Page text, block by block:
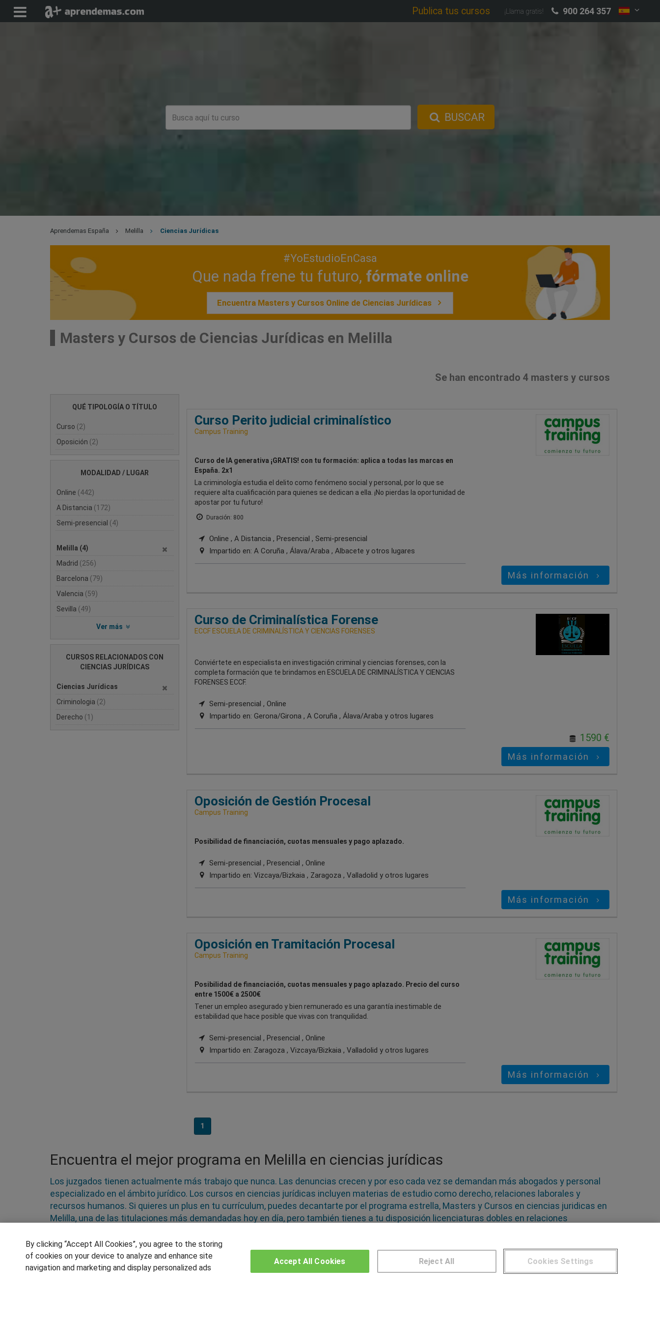
Publica tus cursos ¡Llama gratis! 900 264 357
BUSCAR
Aprendemas España Melilla Ciencias Jurídicas
#YoEstudioEnCasa
Que nada frene tu futuro, fórmate online
Encuentra Masters y Cursos Online de Ciencias Jurídicas
Masters y Cursos de Ciencias Jurídicas en Melilla
Se han encontrado 4 masters y cursos
QUÉ TIPOLOGÍA O TÍTULO
Curso (2)
Oposición (2)
MODALIDAD / LUGAR
Online (442)
A Distancia (172)
Semi-presencial (4)
Melilla (4)
Madrid (256)
Barcelona (79)
Valencia (59)
Sevilla (49)
Ver más
CURSOS RELACIONADOS CON
CIENCIAS JURÍDICAS
Ciencias Jurídicas
Criminologia (2)
Derecho (1)
Curso Perito judicial criminalístico
Campus Training
Curso de IA generativa ¡GRATIS! con tu formación: aplica a todas las marcas en
España. 2x1
La criminología estudia el delito como fenómeno social y personal, por lo que se
requiere alta cualificación para quienes se dedican a ella. ¡No pierdas la oportunidad de
apostar por tu futuro!
Duración: 800
Online , A Distancia , Presencial , Semi-presencial
Impartido en: A Coruña , Álava/Araba , Albacete y otros lugares
Más información
Curso de Criminalística Forense
ECCF ESCUELA DE CRIMINALÍSTICA Y CIENCIAS FORENSES
Conviértete en especialista en investigación criminal y ciencias forenses, con la
completa formación que te brindamos en ESCUELA DE CRIMINALÍSTICA Y CIENCIAS
FORENSES ECCF.
Semi-presencial , Online
Impartido en: Gerona/Girona , A Coruña , Álava/Araba y otros lugares
1590 €
Más información
Oposición de Gestión Procesal
Campus Training
Posibilidad de financiación, cuotas mensuales y pago aplazado.
Semi-presencial , Presencial , Online
Impartido en: Vizcaya/Bizkaia , Zaragoza , Valladolid y otros lugares
Más información
Oposición en Tramitación Procesal
Campus Training
Posibilidad de financiación, cuotas mensuales y pago aplazado. Precio del curso
entre 1500€ a 2500€
Tener un empleo asegurado y bien remunerado es una garantía inestimable de
estabilidad que hace posible que vivas con tranquilidad.
Semi-presencial , Presencial , Online
Impartido en: Zaragoza , Vizcaya/Bizkaia , Valladolid y otros lugares
Más información
1
Encuentra el mejor programa en Melilla en ciencias jurídicas
Los juzgados tienen actualmente más trabajo que nunca. Las denuncias crecen y por eso cada vez se demandan más abogados y personal
especializado en el ámbito jurídico. Los cursos en ciencias jurídicas incluyen materias de estudio como derecho, relaciones laborales y
recursos humanos. Si quieres un plus en tu currículum, puedes decantarte por el programa estrella, Masters y Cursos en ciencias juridicas en
Melilla, una de las titulaciones más demandadas hoy en día, pero también tienes a tu disposición licenciaturas dobles en relaciones
derecho, de la mano de profesionales con una amplia experiencia, volcados en que saques el máximo provecho
By clicking “Accept All Cookies”, you agree to the storing
of cookies on your device to analyze and enhance site
navigation and marketing and display personalized ads
Cookies Settings
Reject All
Accept All Cookies